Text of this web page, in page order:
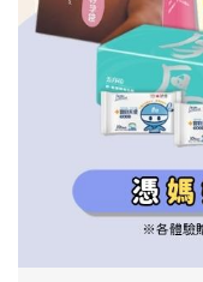
信誼基金會
2022信誼年度報告
2023信誼年度報告
2024信誼年度報告